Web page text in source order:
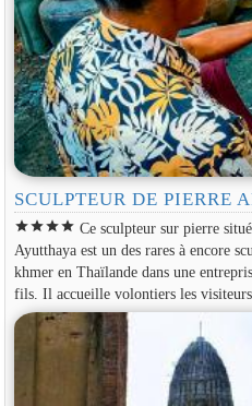
SCULPTEUR DE PIERRE
starstarstarstar Ce sculpteur sur pierre
Ayutthaya est un des rares à encore
khmer en Thaïlande dans une
fils. Il accueille volontiers les